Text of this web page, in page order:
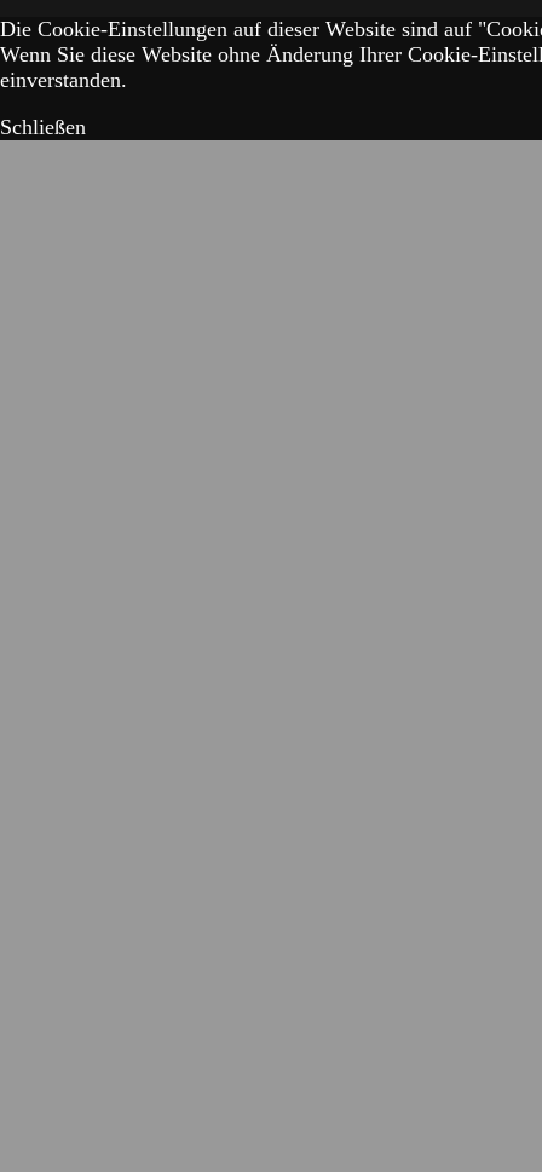
Die Cookie-Einstellungen auf dieser Website sind auf
Wenn Sie diese Website ohne Änderung Ihrer Cookie-
einverstanden.
Schließen